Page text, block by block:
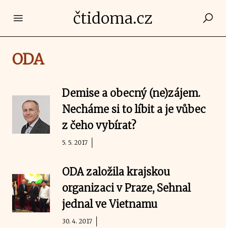
Open main menučtidoma.cz
ODA
Demise a obecný (ne)zájem.
Necháme si to líbit a je vůbec
z čeho vybírat?
5. 5. 2017
ODA založila krajskou
organizaci v Praze, Sehnal
jednal ve Vietnamu
30. 4. 2017